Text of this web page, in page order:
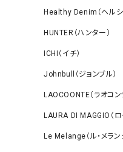
Healthy Denim（ヘルシ
HUNTER（ハンター）
ICHI（イチ）
Johnbull（ジョンブル）
LAOCOONTE（ラオコン
LAURA DI MAGGIO（ロ
Le Melange（ル・メラン